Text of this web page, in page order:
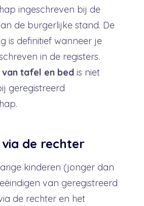
ingeschreven bij de
de burgerlijke stand. De
is definitief wanneer je
in de registers.
van tafel en bed is niet
geregistreerd
de rechter
kinderen (jonger dan
van geregistreerd
de rechter en het